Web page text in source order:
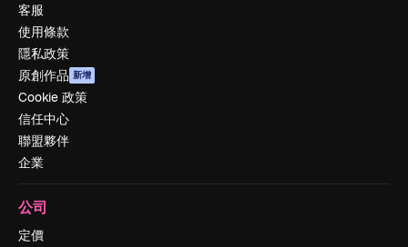
客服
使用條款
隱私政策
原創作品 新增
Cookie 政策
信任中心
聯盟夥伴
企業
公司
定價